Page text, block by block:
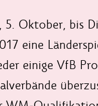
Oktober, bis
eine
einige VfB